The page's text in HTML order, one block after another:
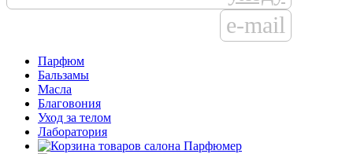
e-mail
Парфюм
Бальзамы
Масла
Благовония
Уход за телом
Лаборатория